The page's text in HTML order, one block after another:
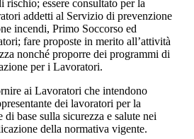
essere consultato per la
addetti al Servizio di prevenzione
incendi, Primo Soccorso ed
fare proposte in merito all’attività
nonché proporre dei programmi di
per i Lavoratori.
ai Lavoratori che intendono
dei lavoratori per la
di base sulla sicurezza e salute nei
della normativa vigente.